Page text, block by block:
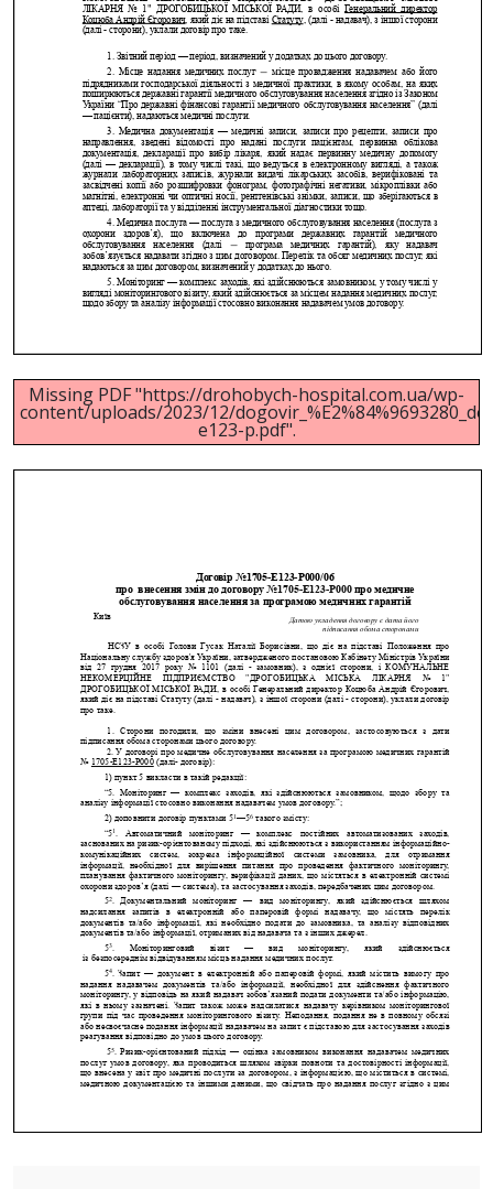
Missing PDF "https://drohobych-hospital.com.ua/wp-
content/uploads/2023/12/
e123-p.pdf".